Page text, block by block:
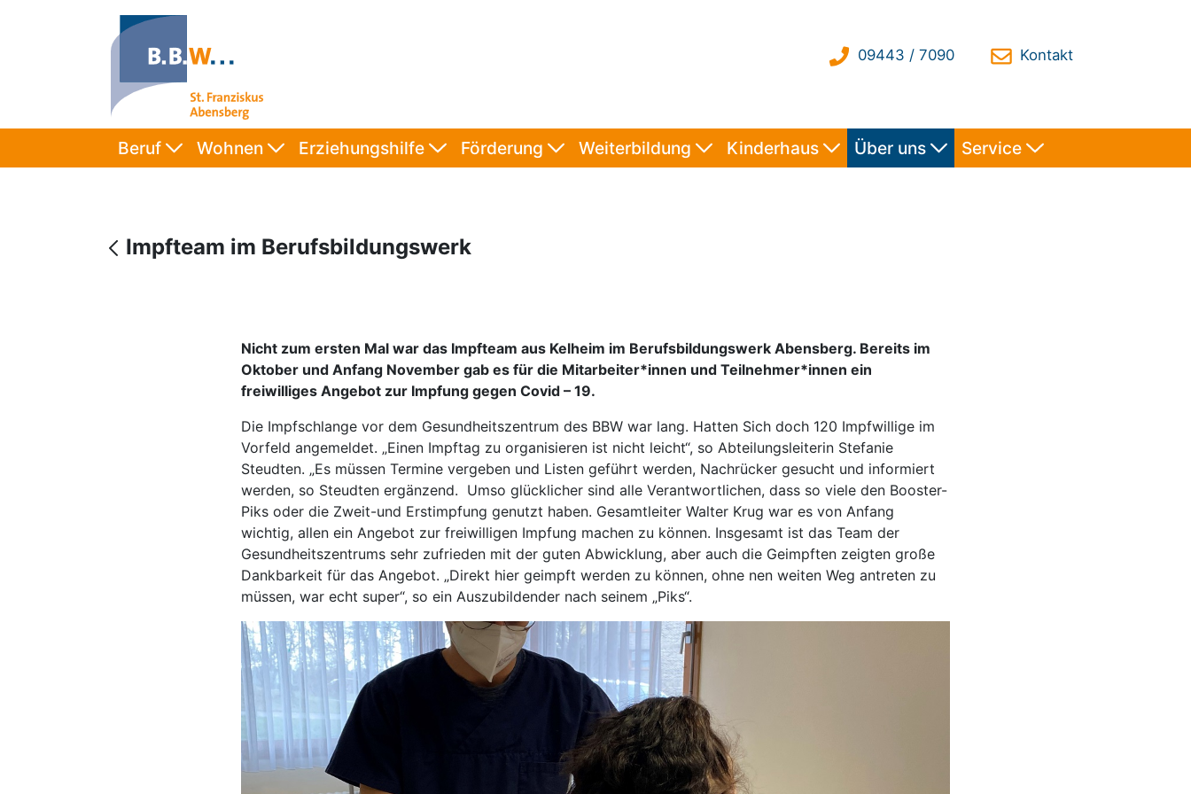
Beruf Wohnen Erziehungshilfe Förderung Weiterbildung Kinderhaus Über uns Service
Impfteam im Berufsbildungswerk
Nicht zum ersten Mal war das Impfteam aus Kelheim im Berufsbildungswerk Abensberg. Bereits im
Oktober und Anfang November gab es für die Mitarbeiter*innen und Teilnehmer*innen ein
freiwilliges Angebot zur Impfung gegen Covid – 19.
Die Impfschlange vor dem Gesundheitszentrum des BBW war lang. Hatten Sich doch 120 Impfwillige im
Vorfeld angemeldet. „Einen Impftag zu organisieren ist nicht leicht“, so Abteilungsleiterin Stefanie
Steudten. „Es müssen Termine vergeben und Listen geführt werden, Nachrücker gesucht und informiert
werden, so Steudten ergänzend. Umso glücklicher sind alle Verantwortlichen, dass so viele den Booster-
Piks oder die Zweit-und Erstimpfung genutzt haben. Gesamtleiter Walter Krug war es von Anfang
wichtig, allen ein Angebot zur freiwilligen Impfung machen zu können. Insgesamt ist das Team der
Gesundheitszentrums sehr zufrieden mit der guten Abwicklung, aber auch die Geimpften zeigten große
Dankbarkeit für das Angebot. „Direkt hier geimpft werden zu können, ohne nen weiten Weg antreten zu
müssen, war echt super“, so ein Auszubildender nach seinem „Piks“.